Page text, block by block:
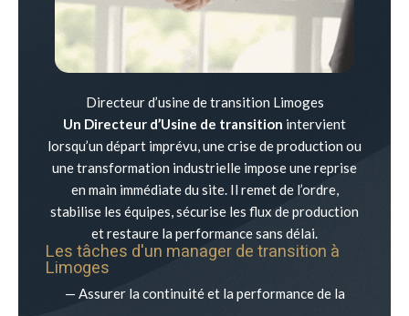
Directeur d’usine de transition Limoges
Un Directeur d’Usine de transition intervient
lorsqu’un départ imprévu, une crise de production ou
une transformation industrielle impose une reprise
en main immédiate du site. Il remet de l’ordre,
stabilise les équipes, sécurise les flux de production
et restaure la performance sans délai.
Les tâches d'un manager de transition à
Limoges
— Assurer la continuité et la performance de la